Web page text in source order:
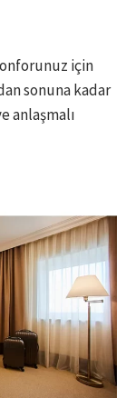
için
sonuna kadar
anlaşmalı